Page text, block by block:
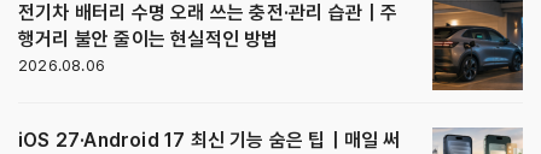
전기차 배터리 수명 오래 쓰는 충전·관리 습관｜주
행거리 불안 줄이는 현실적인 방법
2026.08.06
iOS 27·Android 17 최신 기능 숨은 팁｜매일 써